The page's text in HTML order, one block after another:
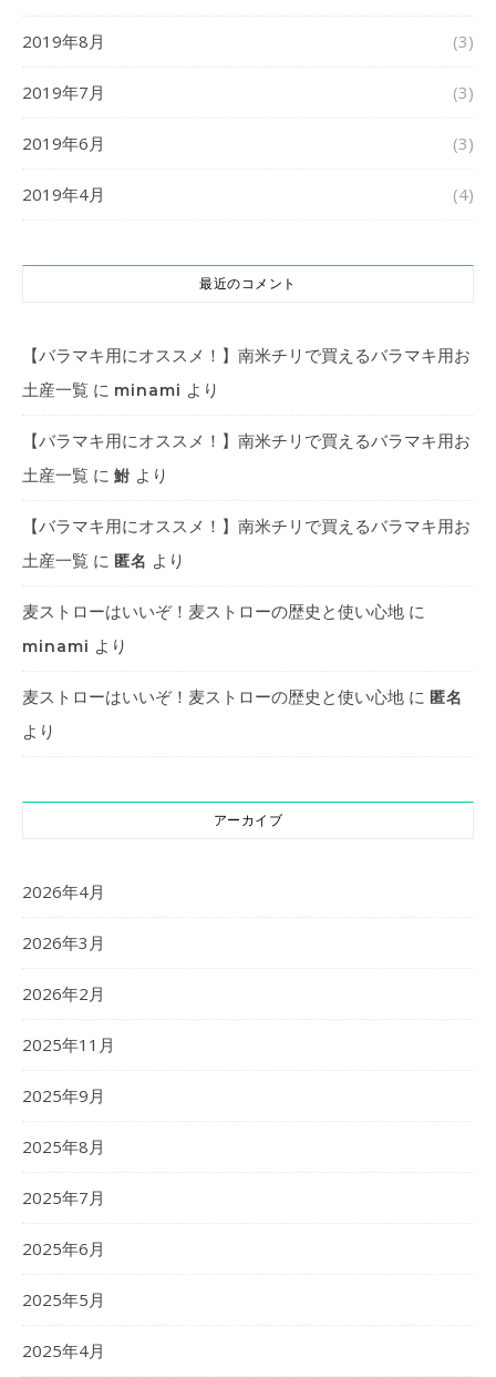
2019年8月 (3)
2019年7月 (3)
2019年6月 (3)
2019年4月 (4)
最近のコメント
【バラマキ用にオススメ！】南米チリで買えるバラマキ用お
土産一覧 に minami より
【バラマキ用にオススメ！】南米チリで買えるバラマキ用お
土産一覧 に 鮒 より
【バラマキ用にオススメ！】南米チリで買えるバラマキ用お
土産一覧 に 匿名 より
麦ストローはいいぞ！麦ストローの歴史と使い心地 に
minami より
麦ストローはいいぞ！麦ストローの歴史と使い心地 に 匿名
より
アーカイブ
2026年4月
2026年3月
2026年2月
2025年11月
2025年9月
2025年8月
2025年7月
2025年6月
2025年5月
2025年4月